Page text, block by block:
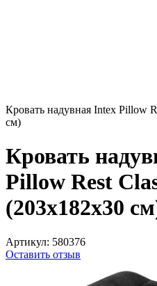
Кровать надувная Intex Pillow
см)
Кровать
Pillow Rest
(203x182x30
Артикул: 580376
Оставить отзыв